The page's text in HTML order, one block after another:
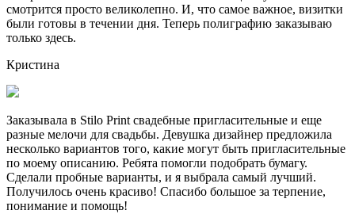
смотрится просто великолепно. И, что самое важное, визитки
были готовы в течении дня. Теперь полиграфию заказываю
только здесь.
Кристина
Заказывала в Stilo Print свадебные пригласительные и еще
разные мелочи для свадьбы. Девушка дизайнер предложила
несколько вариантов того, какие могут быть пригласительные
по моему описанию. Ребята помогли подобрать бумагу.
Сделали пробные варианты, и я выбрала самый лучший.
Получилось очень красиво! Спасибо большое за терпение,
понимание и помощь!